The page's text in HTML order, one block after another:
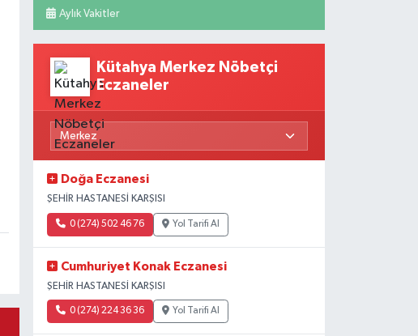
Aylık Vakitler
Kütahya Merkez Nöbetçi
Eczaneler
Doğa Eczanesi
ŞEHİR HASTANESİ KARŞISI
0 (274) 502 46 76 Yol Tarifi Al
Cumhuriyet Konak Eczanesi
ŞEHİR HASTANESİ KARŞISI
0 (274) 224 36 36 Yol Tarifi Al